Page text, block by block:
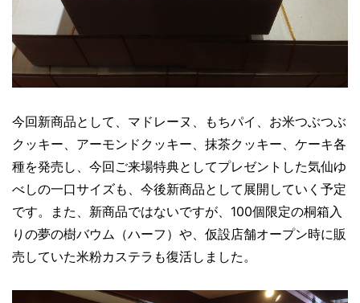
今回新商品として、マドレーヌ、もちパイ、お米つぶつぶ
クッキー、アーモンドクッキー、抹茶クッキー、ケーキ各
種を発売し、今回ご来場特典としてプレゼントした気仙ゆ
べしの一口サイズも、今後新商品として展開していく予定
です。また、新商品ではないですが、100個限定の桐箱入
りの夢の樹バウム（ハーフ）や、仮設店舗オープン時に販
売していた米粉カステラも復活しました。